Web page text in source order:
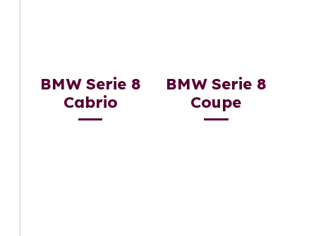
BMW Serie 8
Cabrio
BMW Serie 8
Coupe